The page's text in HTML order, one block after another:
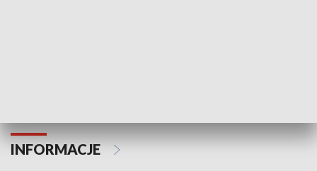
INFORMACJE